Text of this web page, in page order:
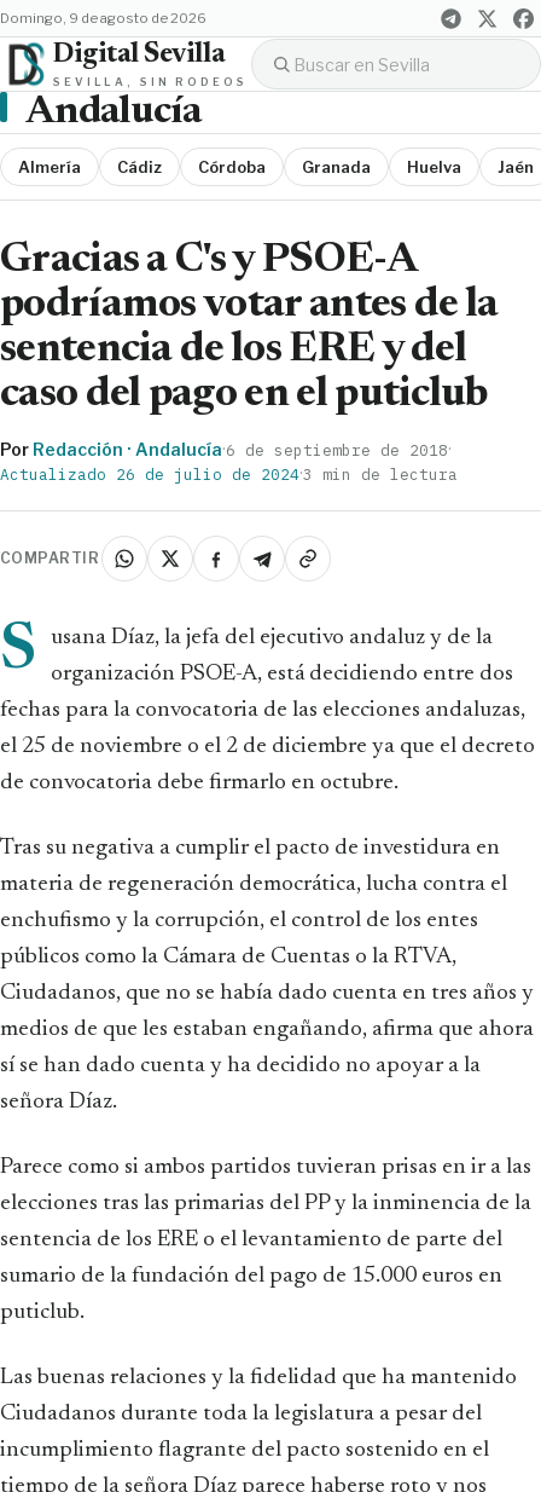
domingo, 9 de agosto de 2026
Digital Sevilla
SEVILLA, SIN RODEOS
Andalucía
Almería Cádiz Córdoba Granada Huelva Jaén
Gracias a C's y PSOE-A
podríamos votar antes de la
sentencia de los ERE y del
caso del pago en el puticlub
Por Redacción · Andalucía·6 de septiembre de 2018·
Actualizado 26 de julio de 2024·3 min de lectura
COMPARTIR
S
usana Díaz, la jefa del ejecutivo andaluz y de la
organización PSOE-A, está decidiendo entre dos
fechas para la convocatoria de las elecciones andaluzas,
el 25 de noviembre o el 2 de diciembre ya que el decreto
de convocatoria debe firmarlo en octubre.
Tras su negativa a cumplir el pacto de investidura en
materia de regeneración democrática, lucha contra el
enchufismo y la corrupción, el control de los entes
públicos como la Cámara de Cuentas o la RTVA,
Ciudadanos, que no se había dado cuenta en tres años y
medios de que les estaban engañando, afirma que ahora
sí se han dado cuenta y ha decidido no apoyar a la
señora Díaz.
Parece como si ambos partidos tuvieran prisas en ir a las
elecciones tras las primarias del PP y la inminencia de la
sentencia de los ERE o el levantamiento de parte del
sumario de la fundación del pago de 15.000 euros en
puticlub.
Las buenas relaciones y la fidelidad que ha mantenido
Ciudadanos durante toda la legislatura a pesar del
incumplimiento flagrante del pacto sostenido en el
tiempo de la señora Díaz parece haberse roto y nos